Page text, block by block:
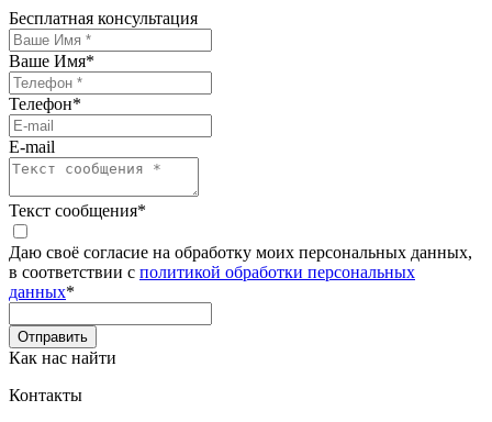
Бесплатная консультация
Ваше Имя*
Телефон*
E-mail
Текст сообщения*
Даю своё согласие на обработку моих персональных данных,
в соответствии с политикой обработки персональных
данных*
Как нас найти
Контакты